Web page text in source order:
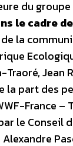
du
le cadre
la
Traoré, Jean
la part des
France –
le Conseil